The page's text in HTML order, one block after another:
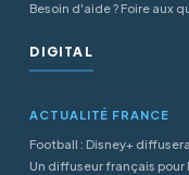
Besoin d'aide ? Foire aux
DIGITAL
ACTUALITÉ FRANCE
Football : Disney+
Un diffuseur français pour